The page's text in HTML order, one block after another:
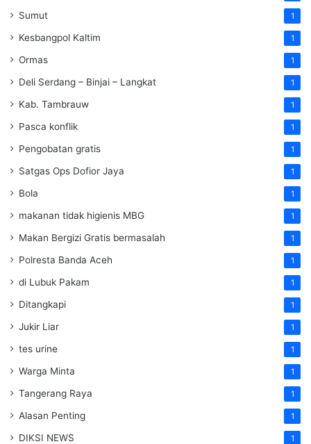
Sumut 1
Kesbangpol Kaltim 1
Ormas 1
Deli Serdang – Binjai – Langkat 1
Kab. Tambrauw 1
Pasca konflik 1
Pengobatan gratis 1
Satgas Ops Dofior Jaya 1
Bola 1
makanan tidak higienis MBG 1
Makan Bergizi Gratis bermasalah 1
Polresta Banda Aceh 1
di Lubuk Pakam 1
Ditangkapi 1
Jukir Liar 1
tes urine 1
Warga Minta 1
Tangerang Raya 1
Alasan Penting 1
DIKSI NEWS 1